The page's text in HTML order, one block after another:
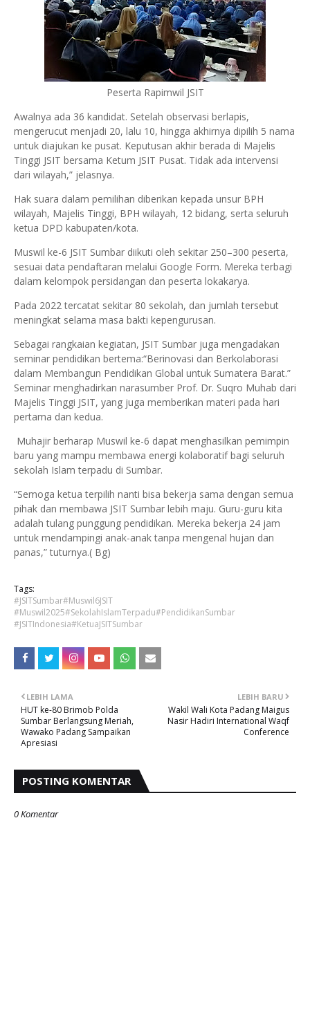
Peserta Rapimwil JSIT
Awalnya ada 36 kandidat. Setelah observasi berlapis,
mengerucut menjadi 20, lalu 10, hingga akhirnya dipilih 5 nama
untuk diajukan ke pusat. Keputusan akhir berada di Majelis
Tinggi JSIT bersama Ketum JSIT Pusat. Tidak ada intervensi
dari wilayah,” jelasnya.
Hak suara dalam pemilihan diberikan kepada unsur BPH
wilayah, Majelis Tinggi, BPH wilayah, 12 bidang, serta seluruh
ketua DPD kabupaten/kota.
Muswil ke-6 JSIT Sumbar diikuti oleh sekitar 250–300 peserta,
sesuai data pendaftaran melalui Google Form. Mereka terbagi
dalam kelompok persidangan dan peserta lokakarya.
Pada 2022 tercatat sekitar 80 sekolah, dan jumlah tersebut
meningkat selama masa bakti kepengurusan.
Sebagai rangkaian kegiatan, JSIT Sumbar juga mengadakan
seminar pendidikan bertema:“Berinovasi dan Berkolaborasi
dalam Membangun Pendidikan Global untuk Sumatera Barat.”
Seminar menghadirkan narasumber Prof. Dr. Suqro Muhab dari
Majelis Tinggi JSIT, yang juga memberikan materi pada hari
pertama dan kedua.
Muhajir berharap Muswil ke-6 dapat menghasilkan pemimpin
baru yang mampu membawa energi kolaboratif bagi seluruh
sekolah Islam terpadu di Sumbar.
“Semoga ketua terpilih nanti bisa bekerja sama dengan semua
pihak dan membawa JSIT Sumbar lebih maju. Guru-guru kita
adalah tulang punggung pendidikan. Mereka bekerja 24 jam
untuk mendampingi anak-anak tanpa mengenal hujan dan
panas,” tuturnya.( Bg)
Tags:
#JSITSumbar#Muswil6JSIT
#Muswil2025#SekolahIslamTerpadu#PendidikanSumbar
#JSITIndonesia#KetuaJSITSumbar
LEBIH BARU
Wakil Wali Kota Padang Maigus
Nasir Hadiri International Waqf
Conference
LEBIH LAMA
HUT ke-80 Brimob Polda
Sumbar Berlangsung Meriah,
Wawako Padang Sampaikan
Apresiasi
POSTING KOMENTAR
0 Komentar